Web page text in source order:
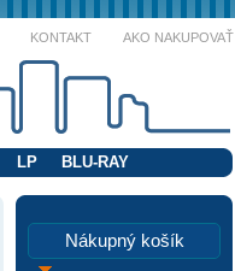
KONTAKT AKO NAKUPOVAŤ
LP BLU-RAY
Nákupný košík